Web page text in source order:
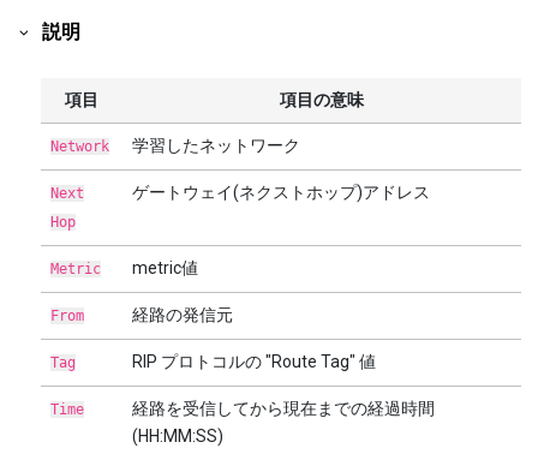
説明
項目 項目の意味
Network 学習したネットワーク
Next
Hop
ゲートウェイ(ネクストホップ)アドレス
Metric metric値
From 経路の発信元
Tag RIP プロトコルの "Route Tag" 値
Time
経路を受信してから現在までの経過時間
(HH:MM:SS)